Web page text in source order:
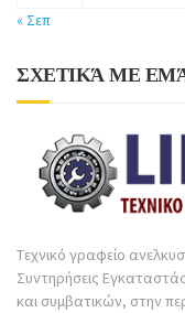
« Σεπ
ΣΧΕΤΙΚΆ ΜΕ
Tεχνικό γραφείο
Συντηρήσεις
και συμβατικών, στην